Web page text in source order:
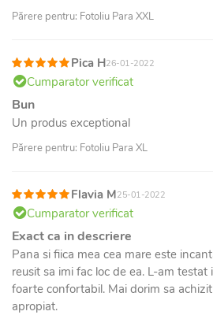
Părere pentru: Fotoliu Para XXL
Pica H26-01-2022
Cumparator verificat
Bun
Un produs exceptional
Părere pentru: Fotoliu Para XL
Flavia M25-01-2022
Cumparator verificat
Exact ca in descriere
Pana si fiica mea cea mare este
reusit sa imi fac loc de ea. L-am
foarte confortabil. Mai dorim sa
apropiat.